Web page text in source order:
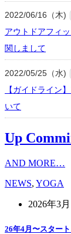
2022/06/16（木)
アウトドアフィ
関しまして
2022/05/25（水)
【ガイドライン
いて
Up
AND MORE…
NEWS, YOGA
2026年3月
26年4月〜スター